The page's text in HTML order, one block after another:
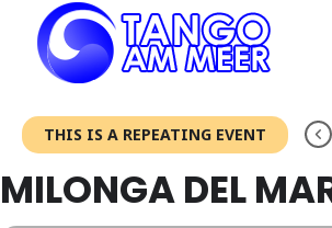
THIS IS A REPEATING EVENT
MILONGA DEL